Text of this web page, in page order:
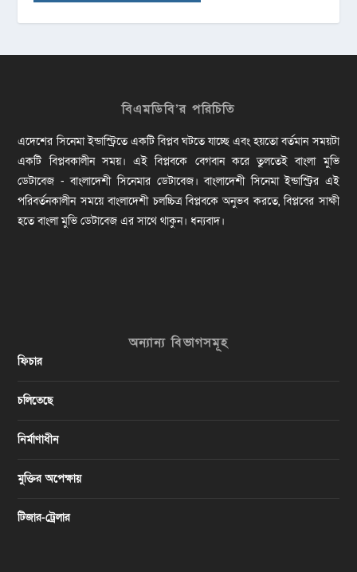
বিএমডিবি’র পরিচিতি
এদেশের সিনেমা ইন্ডাস্ট্রিতে একটি বিপ্লব ঘটতে যাচ্ছে এবং হয়তো বর্তমান সময়টা
একটি বিপ্লবকালীন সময়। এই বিপ্লবকে বেগবান করে তুলতেই বাংলা মুভি
ডেটাবেজ - বাংলাদেশী সিনেমার ডেটাবেজ। বাংলাদেশী সিনেমা ইন্ডাস্ট্রির এই
পরিবর্তনকালীন সময়ে বাংলাদেশী চলচ্চিত্র বিপ্লবকে অনুভব করতে, বিপ্লবের সাক্ষী
হতে বাংলা মুভি ডেটাবেজ এর সাথে থাকুন। ধন্যবাদ।
অন্যান্য বিভাগসমূহ
ফিচার
চলিতেছে
নির্মাণাধীন
মুক্তির অপেক্ষায়
টিজার-ট্রেলার